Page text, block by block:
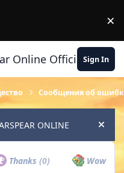
×
Online Official Forum
Sign In
Сообщения об
ONLINE Hide
Thanks(0) Wow